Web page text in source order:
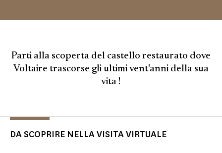
Parti alla scoperta del castello restaurato dove
Voltaire trascorse gli ultimi vent'anni della sua
vita !
DA SCOPRIRE NELLA VISITA VIRTUALE